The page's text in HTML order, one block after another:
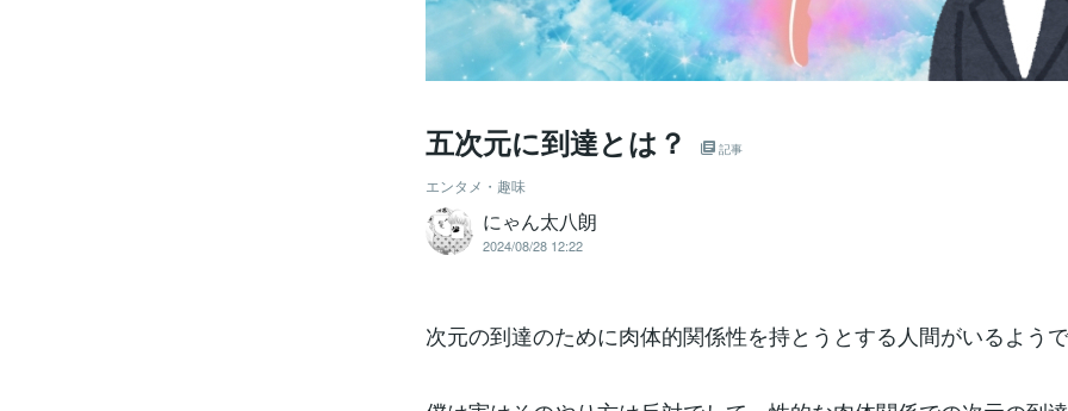
五次元に到達とは？ 記事
エンタメ・趣味
にゃん太八朗
2024/08/28 12:22
次元の到達のために肉体的関係性を持とうとする人間がいるよう